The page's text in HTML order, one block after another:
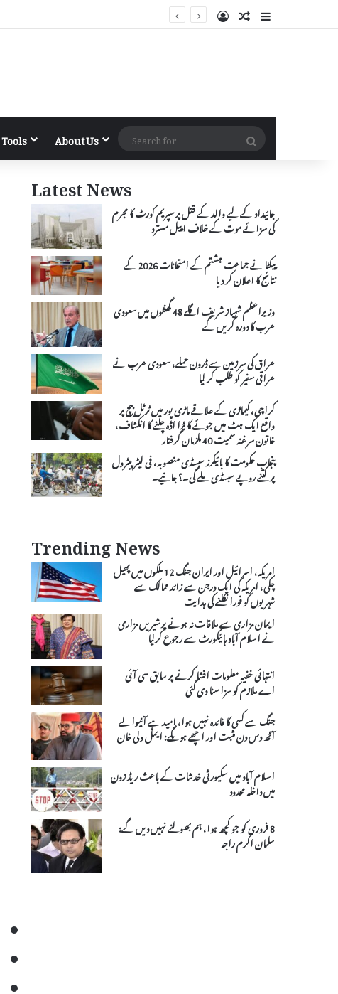
Log InRandom Article
Sidebar
Tools About Us
Search
for
Latest News
جائیداد کے لیے والد کے قتل پر سپریم کورٹ کا مجرم
کی سزائے موت کے خلاف اپیل مسترد
پیکٹا نے جماعت ہشتم کے امتحانات 2026 کے
نتائج کا اعلان کر دیا
وزیراعظم شہباز شریف اگلے 48 گھنٹوں میں سعودی
عرب کا دورہ کریں گے
عراق کی سرزمین سے ڈرون حملے، سعودی عرب نے
عراقی سفیر کو طلب کر لیا
کراچی، کیماڑی کے علاقے ماڑی پور میں ٹرٹل بیچ پر
واقع ایک ہٹ میں جوئے کا بڑا اڈہ چلنے کا انکشاف،
خاتون سرغنہ سمیت 40 ملزمان گرفتار
پنجاب حکومت کا بائیکرز سبسڈی منصوبہ، فی لیٹر پیٹرول
پر کتنے روپے سبسڈی ملے گی۔؟ جانیے۔
Trending News
امریکہ، اسرائیل اور ایران جنگ 12 ملکوں میں پھیل
چکی، امریکہ کی ایک درجن سے زائد ممالک سے
شہریوں کو فورا نکلنے کی ہدایت
ایمان مزاری سے ملاقات نہ ہونے پر شیریں مزاری
نے اسلام آباد ہائیکورٹ سے رجوع کرلیا
انتہائی خفیہ معلومات افشا کرنے پر سابق سی آئی
اے ملازم کو سزا سنا دی گئی
جنگ سے کسی کا فائدہ نہیں ہوا، امید ہے آنیوالے
آٹھ دس دن مثبت اور اچھے ہوںگے: ایمل ولی خان
اسلام آباد میں سکیورٹی خدشات کے باعث ریڈ زون
میں داخلہ محدود
8 فروری کو جو کچھ ہوا، ہم بھولنے نہیں دیں گے:
سلمان اکرم راجہ